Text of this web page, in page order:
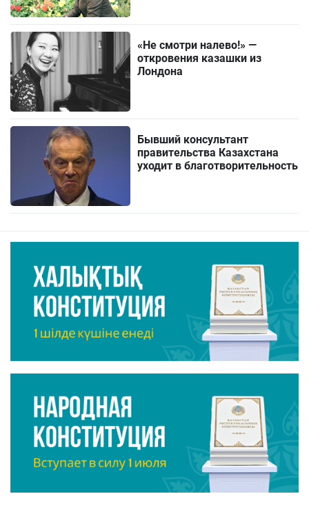
«Не смотри налево!» —
откровения казашки из
Лондона
Бывший консультант
правительства Казахстана
уходит в благотворительность